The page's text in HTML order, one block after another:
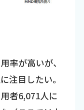
率が高いが、
注目したい。
者6,071人に